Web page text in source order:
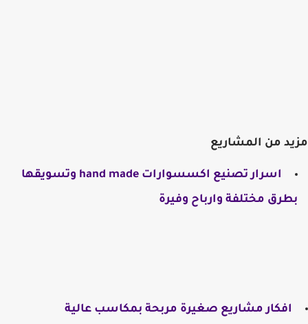
مزيد من المشاريع
​اسرار تصنيع اكسسوارات hand made وتسويقها
بطرق مختلفة وارباح وفيرة
افكار مشاريع صغيرة مربحة بمكاسب عالية